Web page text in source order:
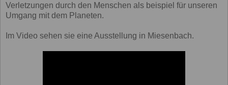
Verletzungen durch den Menschen als beispiel für unseren
Umgang mit dem Planeten.
Im Video sehen sie eine Ausstellung in Miesenbach.